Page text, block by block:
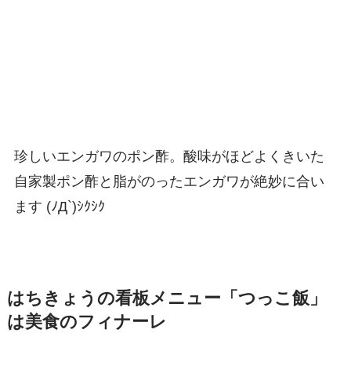
珍しいエンガワのポン酢。酸味がほどよくきいた
自家製ポン酢と脂がのったエンガワが絶妙に合い
ます (ﾉД`)ｼｸｼｸ
はちきょうの看板メニュー「つっこ飯」
は美食のフィナーレ